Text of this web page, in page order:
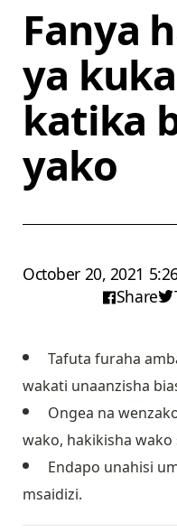
Fanya
ya
katika
yako
October 20, 2021
Share
Tafuta furaha
wakati unaanzisha
Ongea na
wako, hakikisha wako
Endapo unahisi
msaidizi.